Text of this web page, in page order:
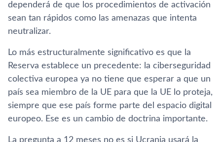
dependerá de que los procedimientos de activación
sean tan rápidos como las amenazas que intenta
neutralizar.
Lo más estructuralmente significativo es que la
Reserva establece un precedente: la ciberseguridad
colectiva europea ya no tiene que esperar a que un
país sea miembro de la UE para que la UE lo proteja,
siempre que ese país forme parte del espacio digital
europeo. Ese es un cambio de doctrina importante.
La pregunta a 12 meses no es si Ucrania usará la